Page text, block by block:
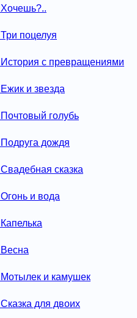
Хочешь?..
Три поцелуя
История с превращениями
Ежик и звезда
Почтовый голубь
Подруга дождя
Свадебная сказка
Огонь и вода
Капелька
Весна
Мотылек и камушек
Сказка для двоих